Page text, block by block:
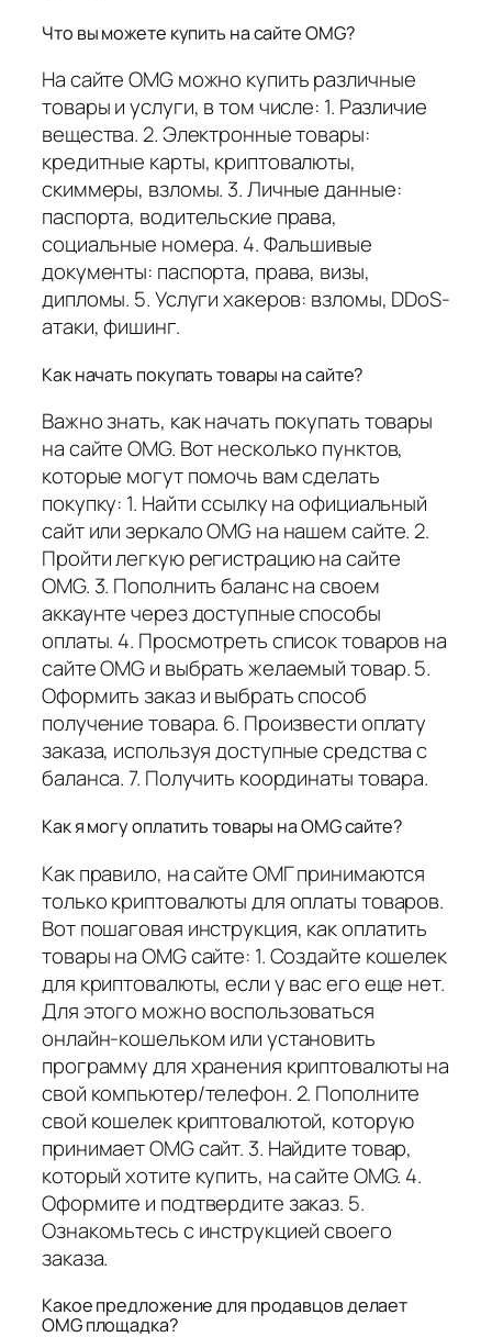
Что вы можете купить на сайте OMG?
На сайте OMG можно купить различные
товары и услуги, в том числе: 1. Различие
вещества. 2. Электронные товары:
кредитные карты, криптовалюты,
скиммеры, взломы. 3. Личные данные:
паспорта, водительские права,
социальные номера. 4. Фальшивые
документы: паспорта, права, визы,
дипломы. 5. Услуги хакеров: взломы, DDoS-
атаки, фишинг.
Как начать покупать товары на сайте?
Важно знать, как начать покупать товары
на сайте OMG. Вот несколько пунктов,
которые могут помочь вам сделать
покупку: 1. Найти ссылку на официальный
сайт или зеркало OMG на нашем сайте. 2.
Пройти легкую регистрацию на сайте
OMG. 3. Пополнить баланс на своем
аккаунте через доступные способы
оплаты. 4. Просмотреть список товаров на
сайте OMG и выбрать желаемый товар. 5.
Оформить заказ и выбрать способ
получение товара. 6. Произвести оплату
заказа, используя доступные средства с
баланса. 7. Получить координаты товара.
Как я могу оплатить товары на OMG сайте?
Как правило, на сайте ОМГ принимаются
только криптовалюты для оплаты товаров.
Вот пошаговая инструкция, как оплатить
товары на OMG сайте: 1. Создайте кошелек
для криптовалюты, если у вас его еще нет.
Для этого можно воспользоваться
онлайн-кошельком или установить
программу для хранения криптовалюты на
свой компьютер/телефон. 2. Пополните
свой кошелек криптовалютой, которую
принимает OMG сайт. 3. Найдите товар,
который хотите купить, на сайте OMG. 4.
Оформите и подтвердите заказ. 5.
Ознакомьтесь с инструкцией своего
заказа.
Какое предложение для продавцов делает
OMG площадка?